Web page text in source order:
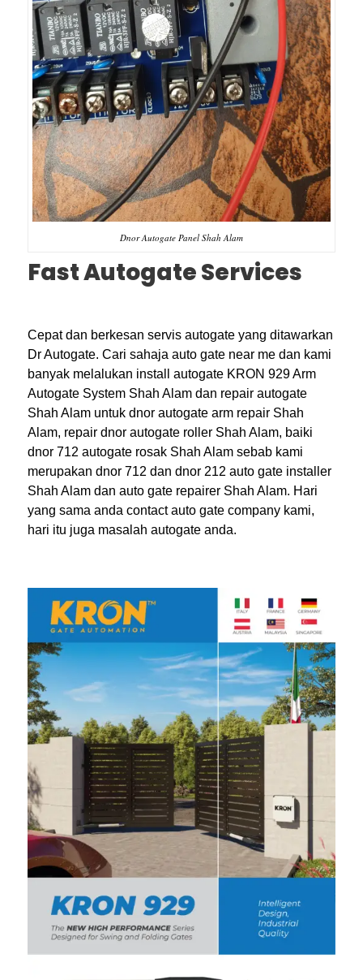
Dnor Autogate Panel Shah Alam
Fast Autogate Services
Cepat dan berkesan servis autogate yang ditawarkan
Dr Autogate. Cari sahaja auto gate near me dan kami
banyak melalukan install autogate KRON 929 Arm
Autogate System Shah Alam dan repair autogate
Shah Alam untuk dnor autogate arm repair Shah
Alam, repair dnor autogate roller Shah Alam, baiki
dnor 712 autogate rosak Shah Alam sebab kami
merupakan dnor 712 dan dnor 212 auto gate installer
Shah Alam dan auto gate repairer Shah Alam. Hari
yang sama anda contact auto gate company kami,
hari itu juga masalah autogate anda.